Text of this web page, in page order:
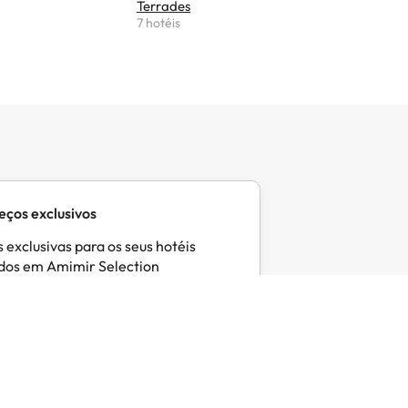
Terrades
7 hotéis
exclusivos
para os seus hotéis
em Amimir Selection